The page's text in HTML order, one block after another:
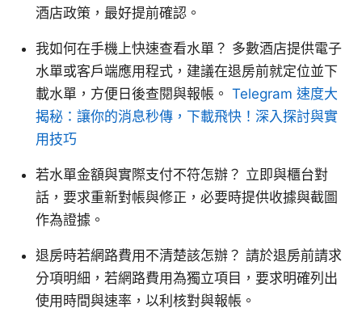
酒店政策，最好提前確認。
我如何在手機上快速查看水單？ 多數酒店提供電子
水單或客戶端應用程式，建議在退房前就定位並下
載水單，方便日後查閱與報帳。 Telegram 速度大
揭秘：讓你的消息秒傳，下載飛快！深入探討與實
用技巧
若水單金額與實際支付不符怎辦？ 立即與櫃台對
話，要求重新對帳與修正，必要時提供收據與截圖
作為證據。
退房時若網路費用不清楚該怎辦？ 請於退房前請求
分項明細，若網路費用為獨立項目，要求明確列出
使用時間與速率，以利核對與報帳。